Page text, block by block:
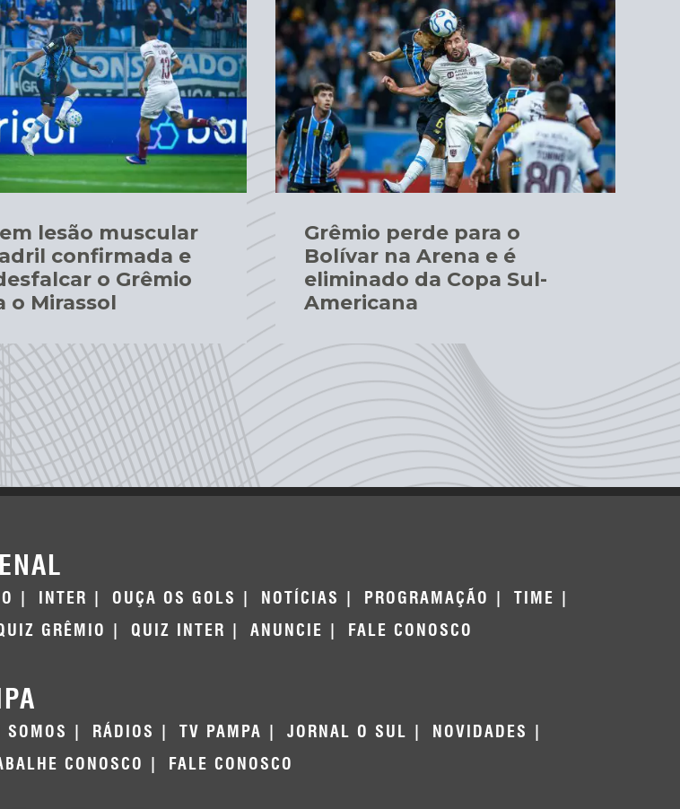
lesão muscular
confirmada e
o Grêmio
o Mirassol
Grêmio perde para o
Bolívar na Arena e é
eliminado da Copa Sul-
Americana
INTER OUÇA OS GOLS NOTÍCIAS PROGRAMAÇÃO
TIME
GRÊMIO QUIZ INTER ANUNCIE FALE CONOSCO
SOMOS RÁDIOS TV PAMPA JORNAL O SUL
NOVIDADES
CONOSCO FALE CONOSCO